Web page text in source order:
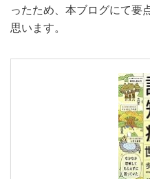
ったため、本ブログにて要
思います。